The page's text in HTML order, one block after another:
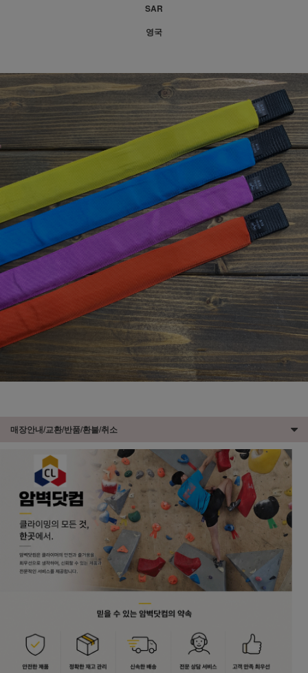
SAR
영국
매장안내/교환/반품/환불/취소